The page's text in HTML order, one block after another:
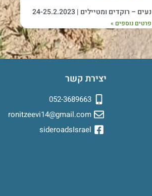
נעים – רוקדים ומטיילים | 24-25.2.2023
פרטים נוספים »
יצירת קשר
052-3689663
ronitzeevi14@gmail.com
sideroadsIsrael